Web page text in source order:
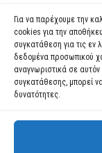
Για να παρέχουμε την
cookies για την
συγκατάθεση για τις εν
δεδομένα προσωπικού
αναγνωριστικά σε
συγκατάθεσης, μπορεί
δυνατότητες.
Χρησιμοποιούμε